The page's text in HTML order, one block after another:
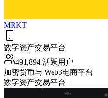
MRKT
数字资产交易平台
491,894 活跃用户
加密货币与 Web3电商平台
数字资产交易平台